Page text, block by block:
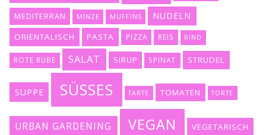
MEDITERRAN MINZE MUFFINS NUDELN
ORIENTALISCH PASTA PIZZA REIS RIND
ROTE RÜBE SALAT SIRUP SPINAT STRUDEL
SUPPE SÜSSES TARTE TOMATEN TORTE
URBAN GARDENING VEGAN VEGETARISCH